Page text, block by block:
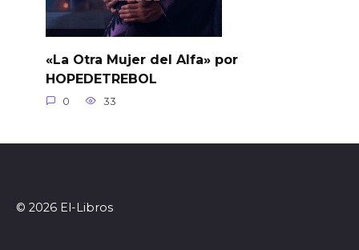
«La Otra Mujer del Alfa» por
HOPEDETREBOL
0 33
© 2026 El-Libros